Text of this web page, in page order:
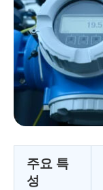
주요 특
성